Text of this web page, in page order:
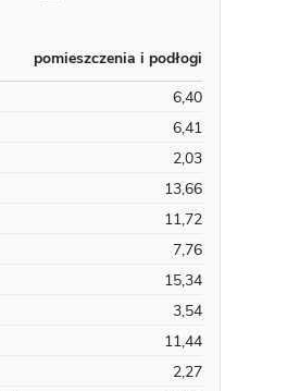
pomieszczenia i podłogi
6,40
6,41
2,03
13,66
11,72
7,76
15,34
3,54
11,44
2,27